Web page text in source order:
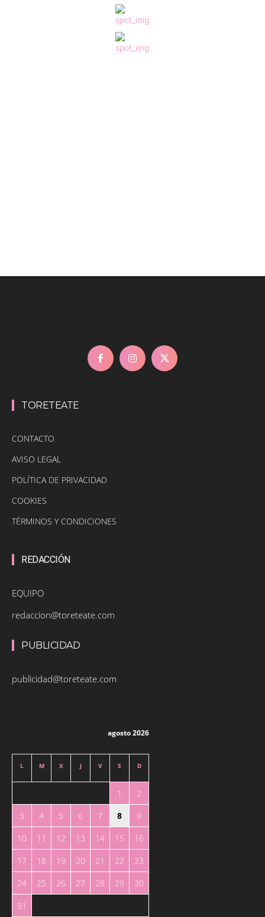
TORETEATE
CONTACTO
AVISO LEGAL
POLÍTICA DE PRIVACIDAD
COOKIES
TÉRMINOS Y CONDICIONES
REDACCIÓN
EQUIPO
redaccion@toreteate.com
PUBLICIDAD
publicidad@toreteate.com
agosto 2026
L M X J V S D
1
2
3
4 5 6 7 8
9
10
11 12 13 14 15
16
17
18 19 20 21 22
23
24
25 26 27 28 29
30
31